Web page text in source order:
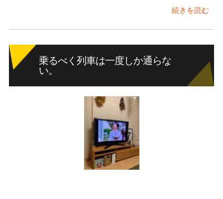
続きを読む
乗るべく列車は一度しか通らな
い。